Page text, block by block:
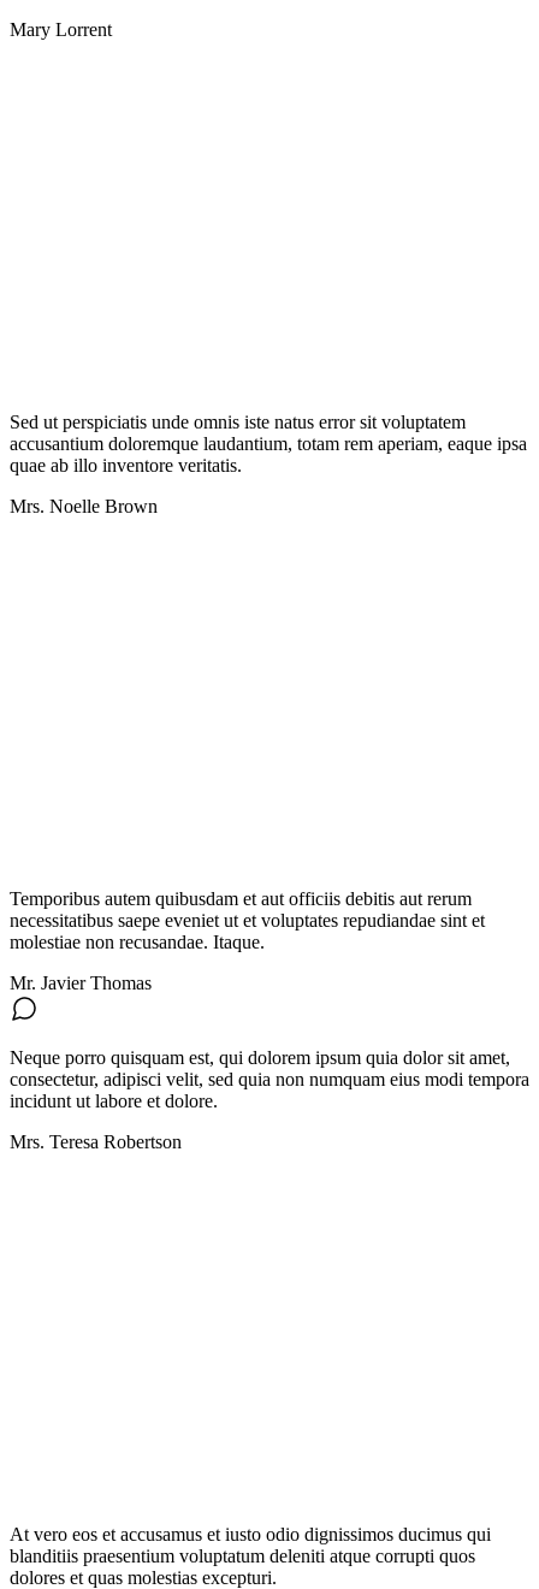
Mary Lorrent
Sed ut perspiciatis unde omnis iste natus error sit voluptatem
accusantium doloremque laudantium, totam rem aperiam, eaque ipsa
quae ab illo inventore veritatis.
Mrs. Noelle Brown
Temporibus autem quibusdam et aut officiis debitis aut rerum
necessitatibus saepe eveniet ut et voluptates repudiandae sint et
molestiae non recusandae. Itaque.
Mr. Javier Thomas
Neque porro quisquam est, qui dolorem ipsum quia dolor sit amet,
consectetur, adipisci velit, sed quia non numquam eius modi tempora
incidunt ut labore et dolore.
Mrs. Teresa Robertson
At vero eos et accusamus et iusto odio dignissimos ducimus qui
blanditiis praesentium voluptatum deleniti atque corrupti quos
dolores et quas molestias excepturi.